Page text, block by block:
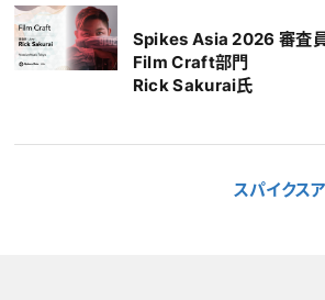
Spikes Asia 2026 審査
Film Craft部門
Rick Sakurai氏
スパイクス